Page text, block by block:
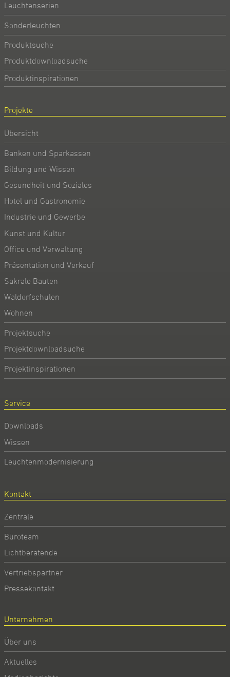
Leuchtenserien
Sonderleuchten
Produktsuche
Produktdownloadsuche
Produktinspirationen
Projekte
Übersicht
Banken und Sparkassen
Bildung und Wissen
Gesundheit und Soziales
Hotel und Gastronomie
Industrie und Gewerbe
Kunst und Kultur
Office und Verwaltung
Präsentation und Verkauf
Sakrale Bauten
Waldorfschulen
Wohnen
Projektsuche
Projektdownloadsuche
Projektinspirationen
Service
Downloads
Wissen
Leuchtenmodernisierung
Kontakt
Zentrale
Büroteam
Lichtberatende
Vertriebspartner
Pressekontakt
Unternehmen
Über uns
Aktuelles